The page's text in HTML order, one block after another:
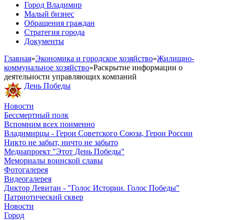
Город Владимир
Малый бизнес
Обращения граждан
Стратегия города
Документы
Главная»Экономика и городское хозяйство»Жилищно-
коммунальное хозяйство»Раскрытие информации о
деятельности управляющих компаний
День Победы
Новости
Бессмертный полк
Вспомним всех поименно
Владимирцы - Герои Советского Союза, Герои России
Никто не забыт, ничто не забыто
Медиапроект "Этот День Победы"
Мемориалы воинской славы
Фотогалерея
Видеогалерея
Диктор Левитан - "Голос Истории. Голос Победы"
Патриотический сквер
Новости
Город